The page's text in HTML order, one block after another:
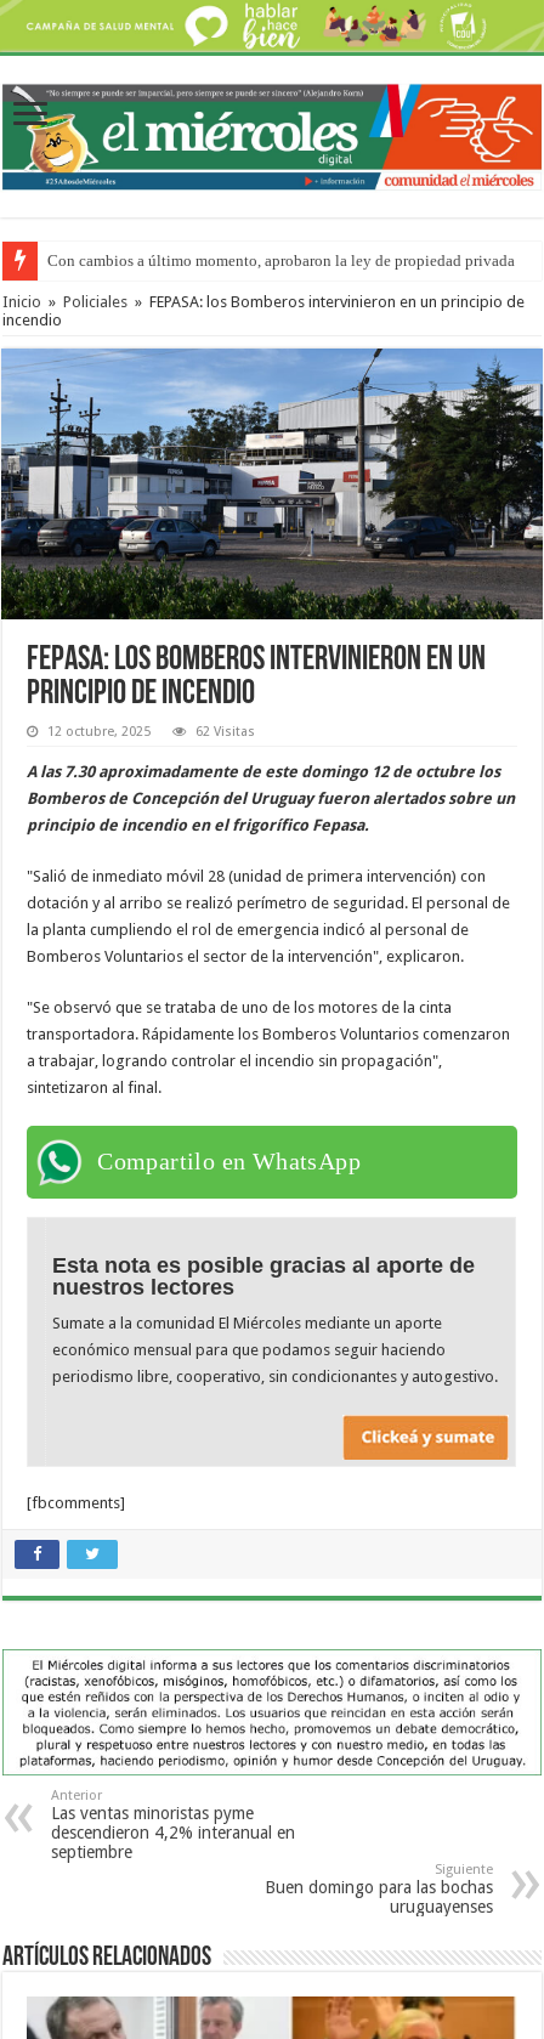
Con cambios a último momento, aprobaron la ley de propiedad privada
Inicio » Policiales » FEPASA: los Bomberos intervinieron en un principio de
incendio
FEPASA: los Bomberos intervinieron en un
principio de incendio
12 octubre, 2025 62 Visitas
A las 7.30 aproximadamente de este domingo 12 de octubre los
Bomberos de Concepción del Uruguay fueron alertados sobre un
principio de incendio en el frigorífico Fepasa.
"Salió de inmediato móvil 28 (unidad de primera intervención) con
dotación y al arribo se realizó perímetro de seguridad. El personal de
la planta cumpliendo el rol de emergencia indicó al personal de
Bomberos Voluntarios el sector de la intervención", explicaron.
"Se observó que se trataba de uno de los motores de la cinta
transportadora. Rápidamente los Bomberos Voluntarios comenzaron
a trabajar, logrando controlar el incendio sin propagación",
sintetizaron al final.
Compartilo en WhatsApp
Esta nota es posible gracias al aporte de
nuestros lectores
Sumate a la comunidad El Miércoles mediante un aporte
económico mensual para que podamos seguir haciendo
periodismo libre, cooperativo, sin condicionantes y autogestivo.
[fbcomments]
Anterior
Las ventas minoristas pyme
descendieron 4,2% interanual en
septiembre
Siguiente
Buen domingo para las bochas
uruguayenses
Artículos Relacionados